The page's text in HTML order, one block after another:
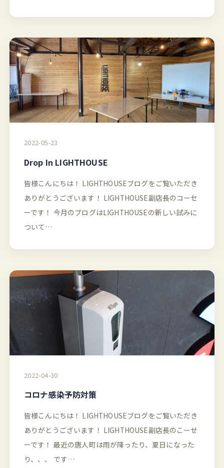
2022-05-23
Drop In LIGHTHOUSE
皆様こんにちは！ LIGHTHOUSEブログをご覧いただき
ありがとうございます！ LIGHTHOUSE副店長のコーセ
ーです！ 今月のブログはLIGHTHOUSEの新しい試みに
ついて…
2022-04-30
コロナ感染予防対策
皆様こんにちは！ LIGHTHOUSEブログをご覧いただき
ありがとうございます！ LIGHTHOUSE副店長のこーせ
ーです！ 最近の唐人町は雨が降ったり、夏日になった
り、、、 です…